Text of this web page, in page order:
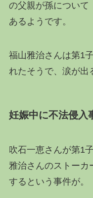
の父親が孫について
あるようです。
福山雅治さんは第1
れたそうで、涙が出
妊娠中に不法侵入
吹石一恵さんが第1
雅治さんのストーカ
するという事件が。